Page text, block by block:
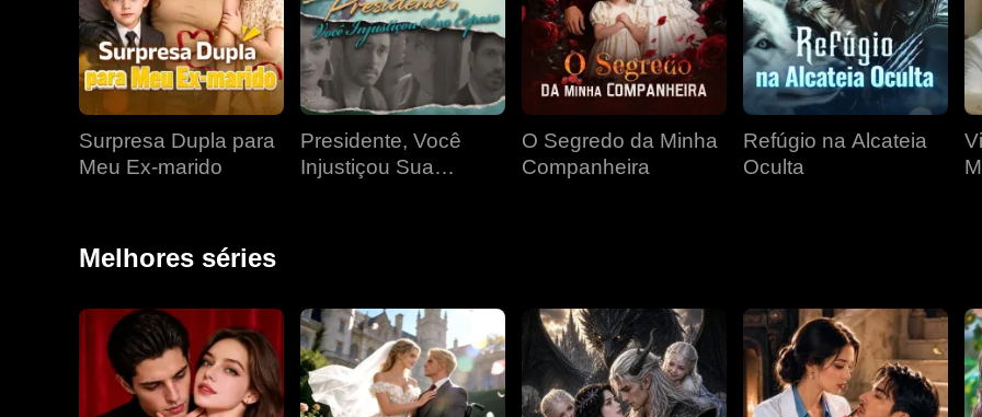
Surpresa Dupla para
Meu Ex-marido
Presidente, Você
Injustiçou Sua
O Segredo da Minha
Companheira
Refúgio na Alcateia
Oculta
Melhores séries